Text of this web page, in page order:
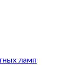
ламп